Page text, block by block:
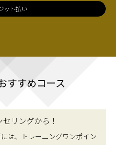
ット払い
すすめコース
リングから！
は、トレーニングワンポイン